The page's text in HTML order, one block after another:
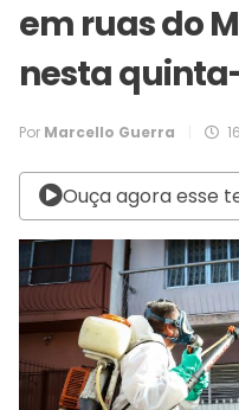
em ruas do
nesta
Por Marcello Guerra
Ouça agora esse